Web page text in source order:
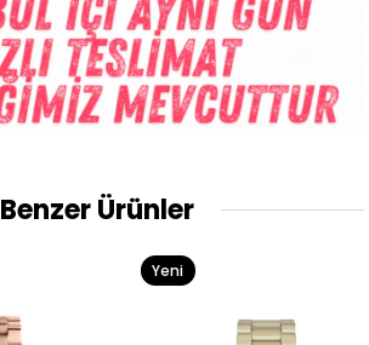
Benzer Ürünler
Yeni